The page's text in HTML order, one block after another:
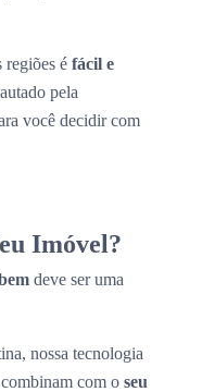
regiões é fácil e
pela
você decidir com
Imóvel?
deve ser uma
nossa tecnologia
com o seu